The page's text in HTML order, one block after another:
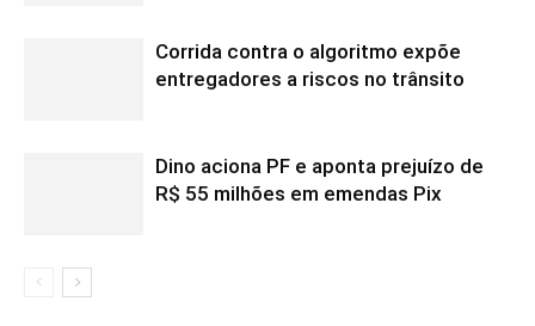
Corrida contra o algoritmo expõe
entregadores a riscos no trânsito
Dino aciona PF e aponta prejuízo de
R$ 55 milhões em emendas Pix